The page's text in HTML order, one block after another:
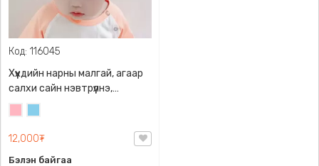
Код: 116045
Хүүхдийн нарны малгай, агаар
салхи сайн нэвтрүүлнэ,
хөлөргөж халууцуулахгүй,
хөнгөн, тухтай, бүчтэй тул
хүүхдийн толгойноос унахгүй.
12,000₮
Бэлэн байгаа